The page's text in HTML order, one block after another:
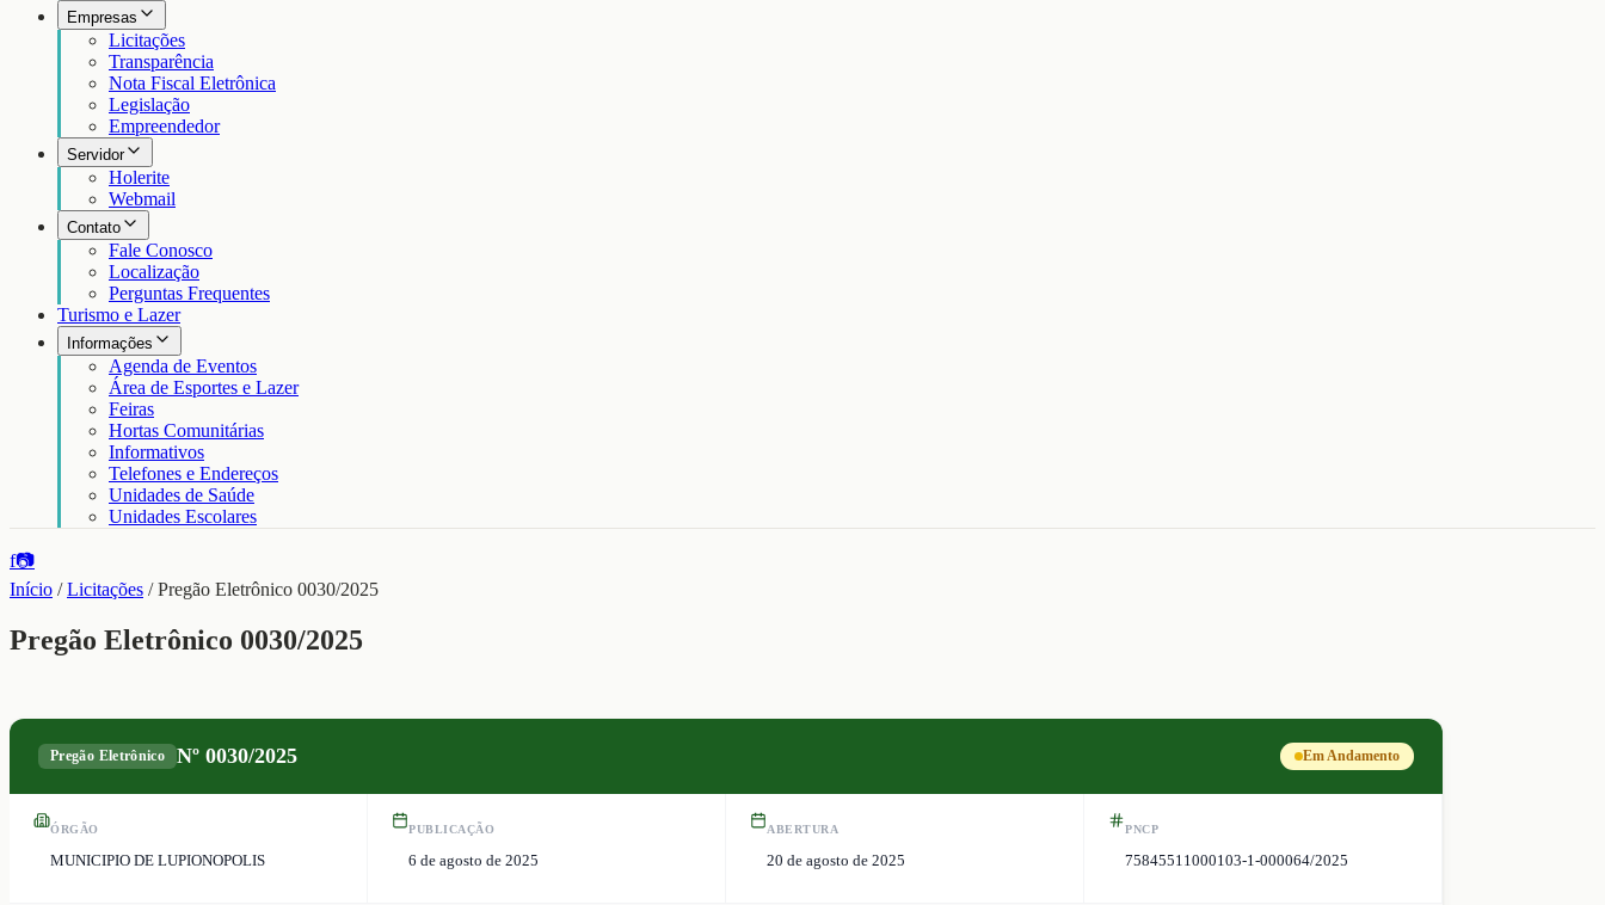
Empresas
Licitações
Transparência
Nota Fiscal Eletrônica
Legislação
Empreendedor
Servidor
Holerite
Webmail
Contato
Fale Conosco
Localização
Perguntas Frequentes
Turismo e Lazer
Informações
Agenda de Eventos
Área de Esportes e Lazer
Feiras
Hortas Comunitárias
Informativos
Telefones e Endereços
Unidades de Saúde
Unidades Escolares
f📷
Início /Licitações /Pregão Eletrônico 0030/2025
Pregão Eletrônico 0030/2025
Pregão Eletrônico Nº0030/2025 Em Andamento
ÓRGÃO
MUNICIPIO DE LUPIONOPOLIS
PUBLICAÇÃO
6 de agosto de 2025
ABERTURA
20 de agosto de 2025
PNCP
75845511000103-1-000064/2025